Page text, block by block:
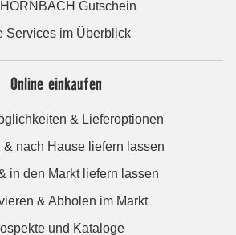
Gutschein
Services im Überblick
Online einkaufen
& Lieferoptionen
& nach Hause liefern lassen
in den Markt liefern lassen
& Abholen im Markt
und Kataloge